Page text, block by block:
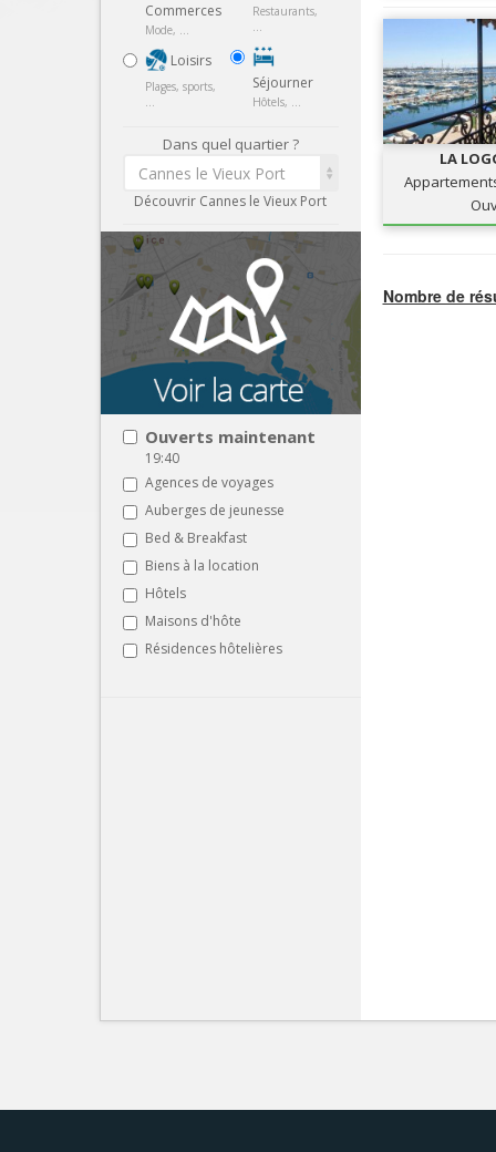
Commerces
Mode, ...
Loisirs
Plages, sports,
...
Restaurants,
...
Séjourner
Hôtels, ...
Dans quel quartier ?
Cannes le Vieux Port
Découvrir Cannes le Vieux Port
Ouverts maintenant
19:40
Agences de voyages
Auberges de jeunesse
Bed & Breakfast
Biens à la location
Hôtels
Maisons d'hôte
Résidences hôtelières
LA
Nombre de